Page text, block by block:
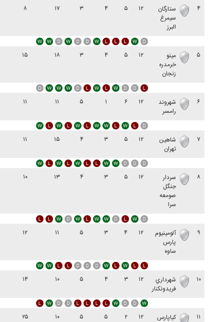
۴
ستارگان
سیمرغ
البرز
۱۲ ۵ ۴ ۳ ۱۷ ۸
۵
مینو
خرمدره
زنجان
۱۲ ۵ ۴ ۳ ۱۸ ۱۵
۶
شهروند
رامسر
۱۲ ۶ ۱ ۵ ۱۱ ۱۱
۷
شاهین
تهران
۱۲ ۵ ۳ ۴ ۱۵ ۱۱
۸
سردار
جنگل
صومعه
سرا
۱۲ ۵ ۳ ۴ ۱۳ ۱۰
۹
آلومینیوم
پارس
ساوه
۱۲ ۴ ۳ ۵ ۱۱ ۱۲
۱۰
شهرداري
فريدونکنار
۱۲ ۳ ۴ ۵ ۱۰ ۱۴
۱۱
کیاپارس
۱۲ ۲ ۵ ۵ ۱۰ ۲۵